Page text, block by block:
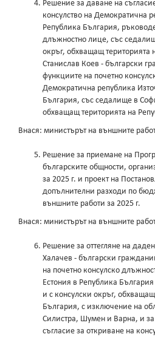
Решение за даване на
консулство на Демократична
Република България,
длъжностно лице, със
окръг, обхващащ територията
Станислав Коев - български
функциите на почетно
Демократична република
България, със седалище в
обхващащ територията на
Внася: министърът на външните
Решение за приемане на
българските общности,
за 2025 г. и проект на
допълнителни разходи по
външните работи за 2025 г.
Внася: министърът на външните
Решение за оттегляне на
Халачев - български
на почетно консулско
Естония в Република
и с консулски окръг,
България, с изключение на
Силистра, Шумен и Варна, и за
съгласие за откриване на